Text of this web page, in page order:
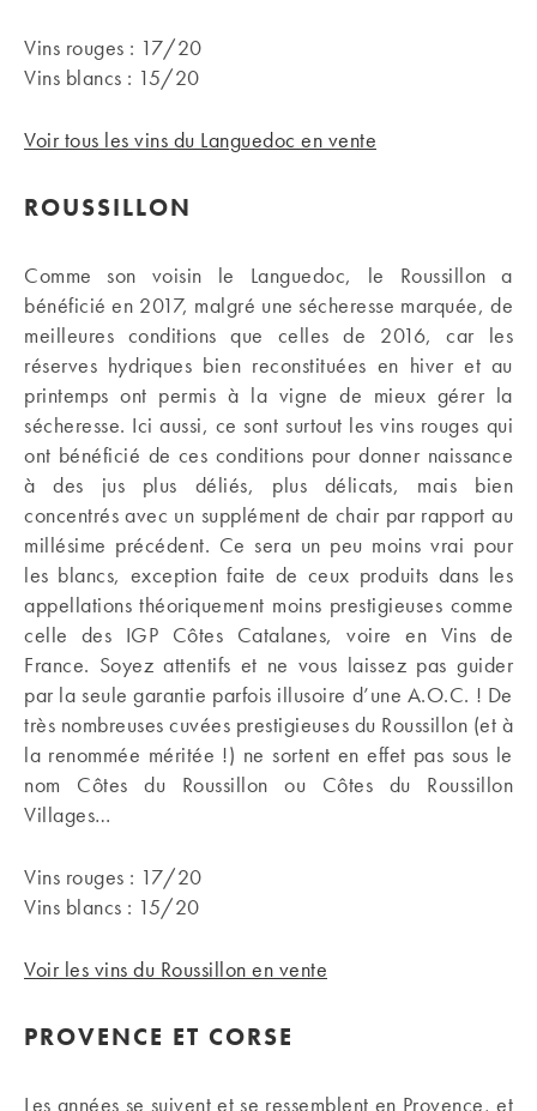
Vins rouges : 17/20
Vins blancs : 15/20
Voir tous les vins du Languedoc en vente
ROUSSILLON
Comme son voisin le Languedoc, le Roussillon a
bénéficié en 2017, malgré une sécheresse marquée, de
meilleures conditions que celles de 2016, car les
réserves hydriques bien reconstituées en hiver et au
printemps ont permis à la vigne de mieux gérer la
sécheresse. Ici aussi, ce sont surtout les vins rouges qui
ont bénéficié de ces conditions pour donner naissance
à des jus plus déliés, plus délicats, mais bien
concentrés avec un supplément de chair par rapport au
millésime précédent. Ce sera un peu moins vrai pour
les blancs, exception faite de ceux produits dans les
appellations théoriquement moins prestigieuses comme
celle des IGP Côtes Catalanes, voire en Vins de
France. Soyez attentifs et ne vous laissez pas guider
par la seule garantie parfois illusoire d’une A.O.C. ! De
très nombreuses cuvées prestigieuses du Roussillon (et à
la renommée méritée !) ne sortent en effet pas sous le
nom Côtes du Roussillon ou Côtes du Roussillon
Villages…
Vins rouges : 17/20
Vins blancs : 15/20
Voir les vins du Roussillon en vente
PROVENCE ET CORSE
Les années se suivent et se ressemblent en Provence, et